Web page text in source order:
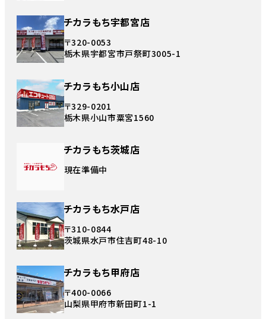
チカラもち宇都宮店
〒320-0053
栃木県宇都宮市戸祭町3005-1
チカラもち小山店
〒329-0201
栃木県小山市粟宮1560
チカラもち茨城店
現在準備中
チカラもち水戸店
〒310-0844
茨城県水戸市住吉町48-10
チカラもち甲府店
〒400-0066
山梨県甲府市新田町1-1